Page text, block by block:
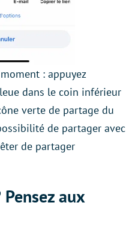
: appuyez
dans le coin inférieur
verte de partage du
de partager avec
de partager
Pensez aux